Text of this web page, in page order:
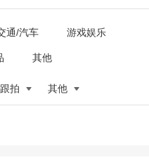
通/汽车 游戏娱乐
其他
拍 其他